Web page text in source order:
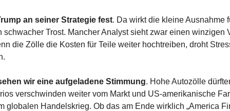
an seiner Strategie fest. Da wirkt die kleine Ausnahme
schwacher Trost. Mancher Analyst sieht zwar einen winzigen
die Zölle die Kosten für Teile weiter hochtreiben, droht
wir eine aufgeladene Stimmung. Hohe Autozölle
verschwinden weiter vom Markt und US-amerikanische
globalen Handelskrieg. Ob das am Ende wirklich „America